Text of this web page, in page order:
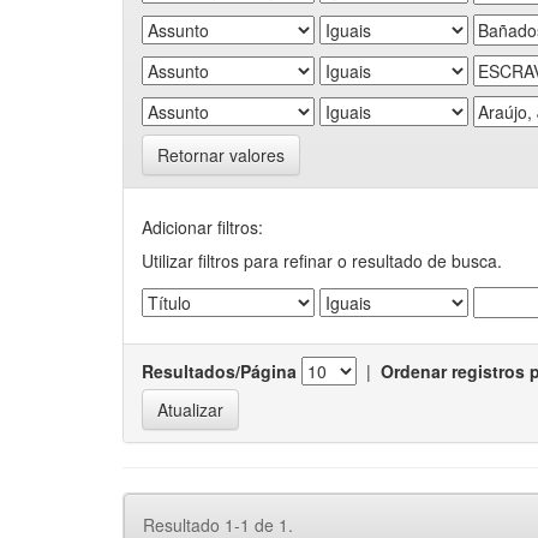
Retornar valores
Adicionar filtros:
Utilizar filtros para refinar o resultado de busca.
Resultados/Página | Ordenar registros
Resultado 1-1 de 1.